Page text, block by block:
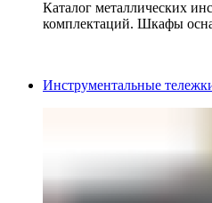
Каталог металлических
комплектаций. Шкафы
Инструментальные